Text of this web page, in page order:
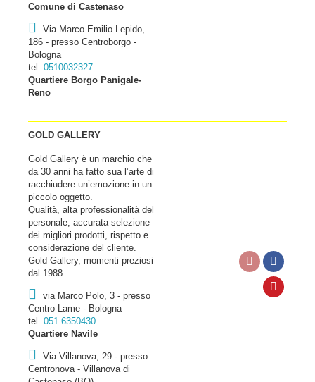
Comune di Castenaso
Via Marco Emilio Lepido,
186 - presso Centroborgo -
Bologna
tel. 0510032327
Quartiere Borgo Panigale-
Reno
GOLD GALLERY
Gold Gallery è un marchio che
da 30 anni ha fatto sua l’arte di
racchiudere un’emozione in un
piccolo oggetto.
Qualità, alta professionalità del
personale, accurata selezione
dei migliori prodotti, rispetto e
considerazione del cliente.
Gold Gallery, momenti preziosi
dal 1988.
via Marco Polo, 3 - presso
Centro Lame - Bologna
tel. 051 6350430
Quartiere Navile
Via Villanova, 29 - presso
Centronova - Villanova di